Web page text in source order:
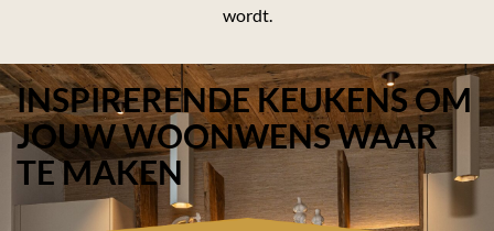
wordt.
INSPIRERENDE KEUKENS OM
JOUW WOONWENS WAAR
TE MAKEN